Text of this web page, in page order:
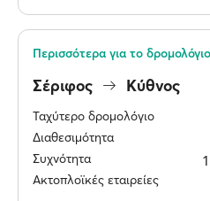
Σέριφος Κύθνος
Ταχύτερο δρομολόγιο
Διαθεσιμότητα
Συχνότητα
Ακτοπλοϊκές εταιρείες
Περισσότερα για το